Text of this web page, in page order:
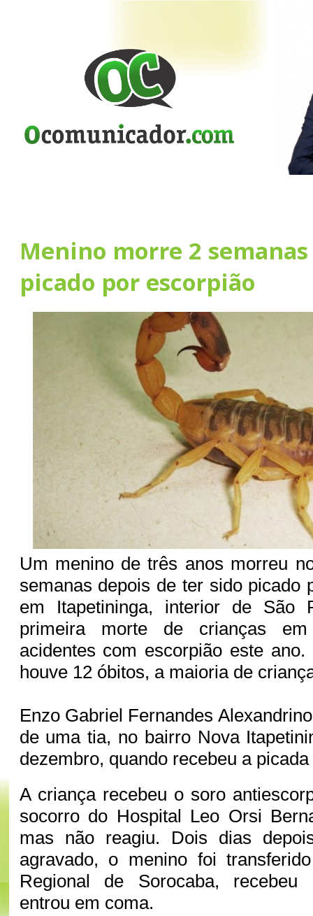
Menino morre 2
picado por escorpião
Um menino de três anos morreu
semanas depois de ter sido picado
em Itapetininga, interior de São
primeira morte de crianças
acidentes com escorpião este
houve 12 óbitos, a maioria de
Enzo Gabriel Fernandes
de uma tia, no bairro Nova
dezembro, quando recebeu a
A criança recebeu o soro
socorro do Hospital Leo Orsi
mas não reagiu. Dois dias
agravado, o menino foi
Regional de Sorocaba, recebeu
entrou em coma.